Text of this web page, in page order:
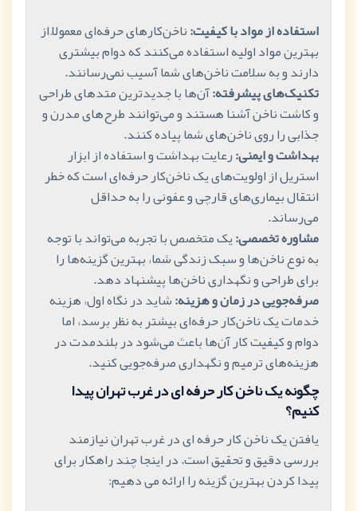
استفاده از مواد با کیفیت:ناخن‌کارهای حرفه‌ای معمولاً از
بهترین مواد اولیه استفاده می‌کنند که دوام بیشتری
دارند و به سلامت ناخن‌های شما آسیب نمی‌رسانند.
تکنیک‌های پیشرفته:آن‌ها با جدیدترین متدهای طراحی
و کاشت ناخن آشنا هستند و می‌توانند طرح‌های مدرن و
جذابی را روی ناخن‌های شما پیاده کنند.
بهداشت و ایمنی:رعایت بهداشت و استفاده از ابزار
استریل از اولویت‌های یک ناخن‌کار حرفه‌ای است که خطر
انتقال بیماری‌های قارچی و عفونی را به حداقل
می‌رساند.
مشاوره تخصصی:یک متخصص با تجربه می‌تواند با توجه
به نوع ناخن‌ها و سبک زندگی شما، بهترین گزینه‌ها را
برای طراحی و نگهداری ناخن‌ها پیشنهاد دهد.
صرفه‌جویی در زمان و هزینه:شاید در نگاه اول، هزینه
خدمات یک ناخن‌کار حرفه‌ای بیشتر به نظر برسد، اما
دوام و کیفیت کار آن‌ها باعث می‌شود در بلندمدت در
هزینه‌های ترمیم و نگهداری صرفه‌جویی کنید.
چگونه یک ناخن کار حرفه ای در غرب تهران پیدا
کنیم؟
یافتن یک ناخن کار حرفه ای در غرب تهران نیازمند
بررسی دقیق و تحقیق است. در اینجا چند راهکار برای
پیدا کردن بهترین گزینه را ارائه می دهیم: